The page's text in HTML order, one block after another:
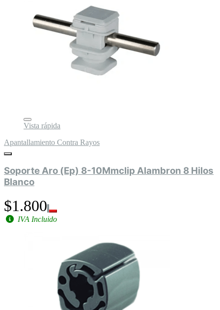
Vista rápida
Apantallamiento Contra Rayos
Soporte Aro (Ep) 8-10Mmclip Alambron 8 Hilos
Blanco
$1.800
IVA Incluido